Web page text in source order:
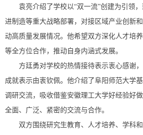
袁亮介绍了学校以“双一流”创建为引领
进制造等重大战略部署，对接区域产业创新
动高质量发展情况。他希望双方深化人才培
等全方位合作，推动自身内涵式发展。
方廷勇对学校的热情接待表示衷心感谢
成就表示由衷钦佩。他介绍了阜阳师范大学
调研交流，吸收借鉴安徽理工大学好经验好
全面、广泛、紧密的交流与合作。
双方围绕研究生教育、人才培养、学科